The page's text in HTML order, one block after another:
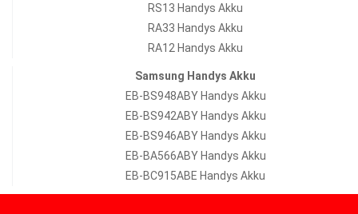
RS13 Handys Akku
RA33 Handys Akku
RA12 Handys Akku
Samsung Handys Akku
EB-BS948ABY Handys Akku
EB-BS942ABY Handys Akku
EB-BS946ABY Handys Akku
EB-BA566ABY Handys Akku
EB-BC915ABE Handys Akku